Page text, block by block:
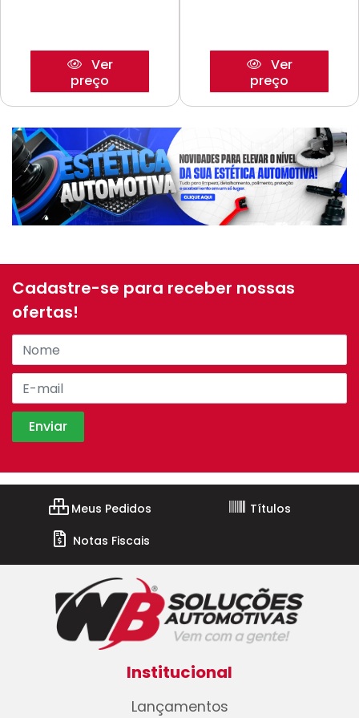
Ver
preço
Ver
preço
Cadastre-se para receber nossas
ofertas!
Meus Pedidos
Títulos
Notas Fiscais
Institucional
Lançamentos